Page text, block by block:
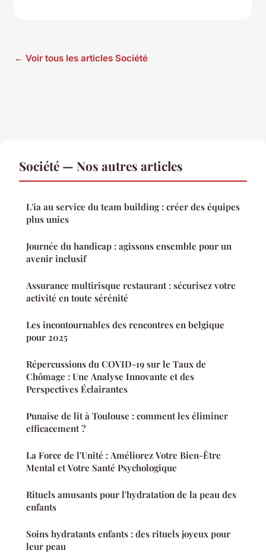
← Voir tous les articles Société
Société — Nos autres articles
L'ia au service du team building : créer des équipes
plus unies
Journée du handicap : agissons ensemble pour un
avenir inclusif
Assurance multirisque restaurant : sécurisez votre
activité en toute sérénité
Les incontournables des rencontres en belgique
pour 2025
Répercussions du COVID-19 sur le Taux de
Chômage : Une Analyse Innovante et des
Perspectives Éclairantes
Punaise de lit à Toulouse : comment les éliminer
efficacement ?
La Force de l'Unité : Améliorez Votre Bien-Être
Mental et Votre Santé Psychologique
Rituels amusants pour l'hydratation de la peau des
enfants
Soins hydratants enfants : des rituels joyeux pour
leur peau